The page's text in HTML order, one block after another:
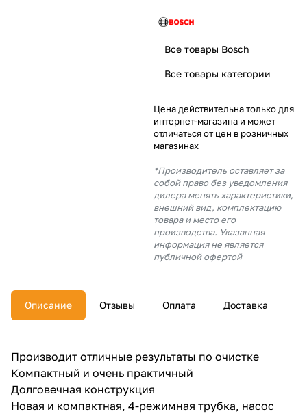
Все товары Bosch
Все товары категории
Цена действительна только для
интернет-магазина и может
отличаться от цен в розничных
магазинах
*Производитель оставляет за
собой право без уведомления
дилера менять характеристики,
внешний вид, комплектацию
товара и место его
производства. Указанная
информация не является
публичной офертой
Описание Отзывы Оплата Доставка
Производит отличные результаты по очистке
Компактный и очень практичный
Долговечная конструкция
Новая и компактная, 4-режимная трубка, насос
% картой любого банка
% будут
с вашей карты
недели